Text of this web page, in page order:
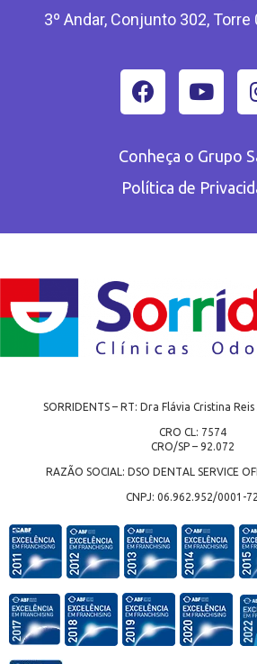
3º Andar, Conjunto 302, Torre
Conheça o Grupo
Política de
SORRIDENTS – RT: Dra Flávia Cristina
CRO CL: 7574
CRO/SP – 92.072
RAZÃO SOCIAL: DSO DENTAL SERVICE
CNPJ: 06.962.952/0001-72